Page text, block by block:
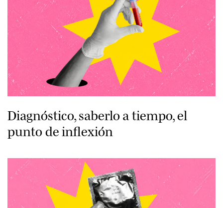
Diagnóstico, saberlo a tiempo, el
punto de inflexión